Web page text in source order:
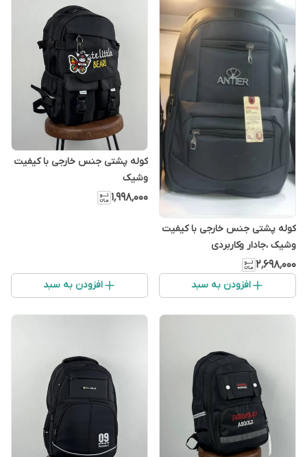
کوله پشتی جنس خارجی با کیفیت
وشیک ،جادار وکاربردی
۲٬۶۹۸٬۰۰۰
افزودن به سبد
کوله پشتی جنس خارجی با کیفیت
وشیک
۱٬۹۹۸٬۰۰۰
افزودن به سبد